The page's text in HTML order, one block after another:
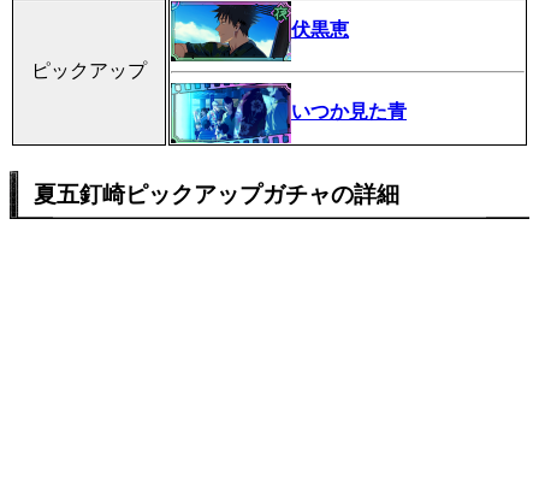
ピックアップ
伏黒恵
いつか見た青
夏五釘崎ピックアップガチャの詳細